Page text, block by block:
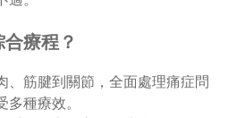
療程？
、筋腱到關節，全面處理痛症問
種療效。